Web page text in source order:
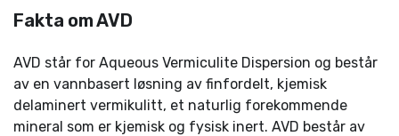
Fakta om AVD
AVD står for Aqueous Vermiculite Dispersion og består
av en vannbasert løsning av finfordelt, kjemisk
delaminert vermikulitt, et naturlig forekommende
mineral som er kjemisk og fysisk inert. AVD består av